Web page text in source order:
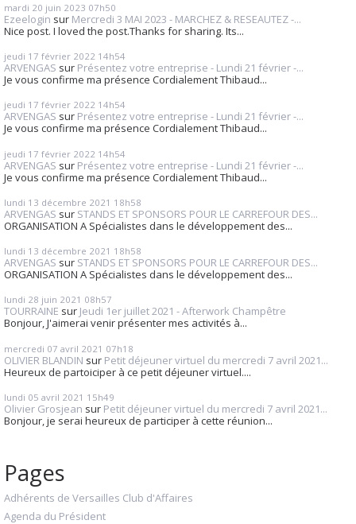
mardi 20 juin 2023 07h50
Ezeelogin sur Mercredi 3 MAI 2023 - MARCHEZ & RESEAUTEZ -...
Nice post. I loved the post.Thanks for sharing. Its...
jeudi 17 février 2022 14h54
ARVENGAS sur Présentez votre entreprise - Lundi 21 février -...
Je vous confirme ma présence Cordialement Thibaud...
jeudi 17 février 2022 14h54
ARVENGAS sur Présentez votre entreprise - Lundi 21 février -...
Je vous confirme ma présence Cordialement Thibaud...
jeudi 17 février 2022 14h54
ARVENGAS sur Présentez votre entreprise - Lundi 21 février -...
Je vous confirme ma présence Cordialement Thibaud...
lundi 13 décembre 2021 18h58
ARVENGAS sur STANDS ET SPONSORS POUR LE CARREFOUR DES...
ORGANISATION A Spécialistes dans le développement des...
lundi 13 décembre 2021 18h58
ARVENGAS sur STANDS ET SPONSORS POUR LE CARREFOUR DES...
ORGANISATION A Spécialistes dans le développement des...
lundi 28 juin 2021 08h57
TOURRAINE sur Jeudi 1er juillet 2021 - Afterwork Champêtre
Bonjour, J'aimerai venir présenter mes activités à...
mercredi 07 avril 2021 07h18
OLIVIER BLANDIN sur Petit déjeuner virtuel du mercredi 7 avril 2021...
Heureux de partoiciper à ce petit déjeuner virtuel....
lundi 05 avril 2021 15h49
Olivier Grosjean sur Petit déjeuner virtuel du mercredi 7 avril 2021...
Bonjour, je serai heureux de participer à cette réunion...
Pages
Adhérents de Versailles Club d'Affaires
Agenda du Président